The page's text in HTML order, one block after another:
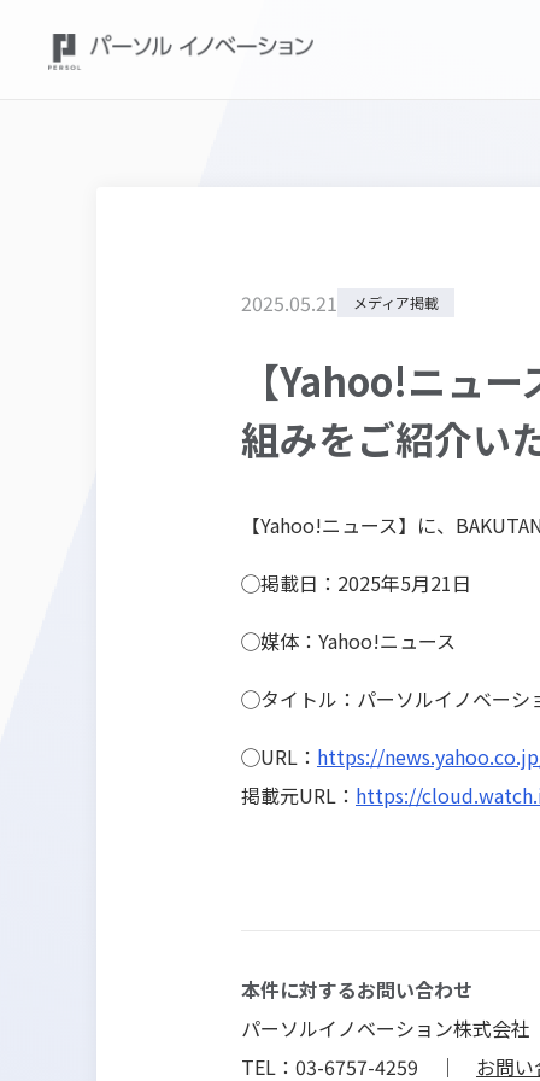
2025.05.21 メディア掲載
【Yahoo!ニュ
組みをご紹介い
【Yahoo!ニュース】に、
◯掲載日：2025年5月21日
◯媒体：Yahoo!ニュース
◯タイトル：パーソルイノベーシ
◯URL： https://
掲載元URL： https://
本件に対するお問い合わせ
パーソルイノベーション株式会
TEL：03-6757-4259 ｜ お問